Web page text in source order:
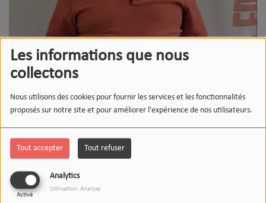
Les informations que nous
collectons
Nous utilisons des cookies pour fournir les services et les fonctionnalités
proposés sur notre site et pour améliorer l'expérience de nos utilisateurs.
Tout accepter Tout refuser
Analytics
Activé
Utilisation: Analyse
13 JANVIER 2026
Écouter le podcast